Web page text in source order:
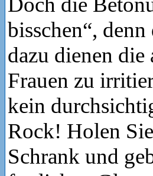
bisschen“,
dazu dienen die
Frauen zu
kein
Rock! Holen
Schrank und